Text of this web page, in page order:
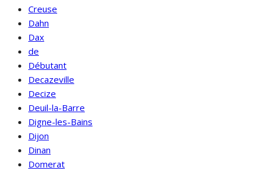
Creuse
Dahn
Dax
de
Débutant
Decazeville
Decize
Deuil-la-Barre
Digne-les-Bains
Dijon
Dinan
Domerat